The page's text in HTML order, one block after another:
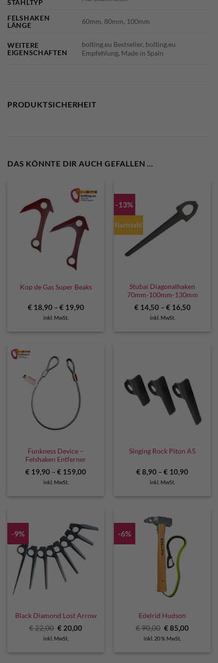
STAHLTYP
FELSHAKEN
LÄNGE
60mm, 80mm, 100mm
WEITERE
EIGENSCHAFTEN
bolting.eu Bestseller, bolting.eu
Empfehlung, Made in Spain
PRODUKTSICHERHEIT
DAS KÖNNTE DIR AUCH GEFALLEN …
Kop de Gas Super Beaks
€18,90– €19,90
inkl. MwSt.
-13%
Hartstahl
Stubai Diagonalhaken
70mm-100mm-130mm
€14,50– €16,50
inkl. MwSt.
Funkness Device –
Felshaken Entferner
€ 19,90 – € 159,00
inkl. MwSt.
Singing Rock Piton A5
€8,90 – € 10,90
inkl. MwSt.
-9%
Black Diamond Lost Arrow
€22,00 Ursprünglicher
Preis
war:
€ 20,00Aktueller
inkl. MwSt.
-6%
Edelrid Hudson
€90,00 Ursprünglicher
Preis
war:
€85,00
inkl. 20 % MwSt.